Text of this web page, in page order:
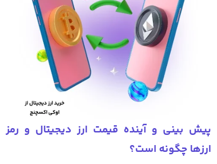
در کیف پول امن و معتبر ذخیره کنید. شما میتوانید رمزارز خود را در
کیف پول صرافی یا ولت های نرم افزاری و سخت افزاری ذخیره کنید.
خرید ارز دیجیتال با کارمزد کم
صرافی اوکی اکسچنج امکان خرید و فروش ارز دیجیتال با کمترین کارمزد را
برای کاربران خود فعال کرده است. هم اکنون معامله گران ایرانی میتوانند
با کارمزد کم معامله خود را در اوکی اکسچنج انجام داده و از امکانات این
صرافی بهره مند شوند.
پیش بینی و آینده قیمت ارز دیجیتال و رمز
ارزها چگونه است؟